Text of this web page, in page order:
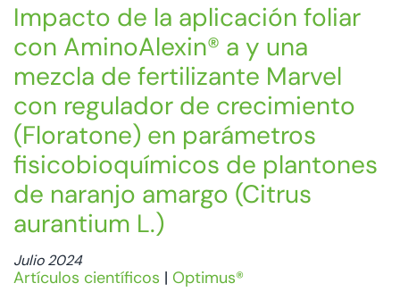
Impacto de la aplicación foliar
con AminoAlexin® a y una
mezcla de fertilizante Marvel
con regulador de crecimiento
(Floratone) en parámetros
fisicobioquímicos de plantones
de naranjo amargo (Citrus
aurantium L.)
Julio 2024
Artículos científicos | Optimus®